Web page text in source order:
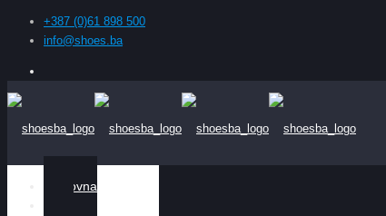
+387 (0)61 898 500
info@shoes.ba
Naslovna